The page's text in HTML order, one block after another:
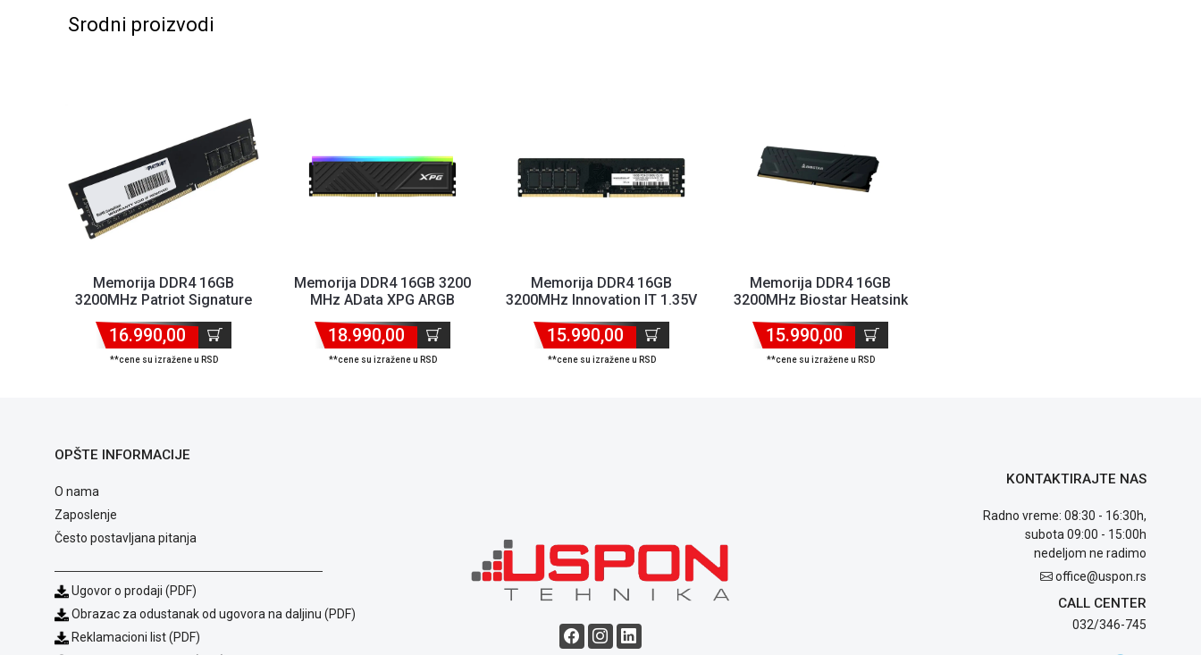
Srodni proizvodi
Memorija DDR4 16GB
3200MHz Patriot Signature
16.990,00
**cene su izražene u RSD
Memorija DDR4 16GB 3200
MHz AData XPG ARGB
18.990,00
**cene su izražene u RSD
Memorija DDR4 16GB
3200MHz Innovation IT 1.35V
15.990,00
**cene su izražene u RSD
Memorija DDR4 16GB
3200MHz Biostar Heatsink
15.990,00
**cene su izražene u RSD
OPŠTE INFORMACIJE
O nama
Zaposlenje
Često postavljana pitanja
Ugovor o prodaji (PDF)
Obrazac za odustanak od ugovora na daljinu (PDF)
Reklamacioni list (PDF)
KONTAKTIRAJTE NAS
Radno vreme: 08:30 - 16:30h,
subota 09:00 - 15:00h
nedeljom ne radimo
office@uspon.rs
CALL CENTER
032/346-745